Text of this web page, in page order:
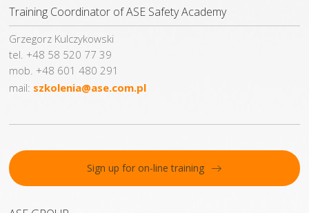
Training Coordinator of ASE Safety Academy
Grzegorz Kulczykowski
tel. +48 58 520 77 39
mob. +48 601 480 291
mail: szkolenia@ase.com.pl
Sign up for on-line training